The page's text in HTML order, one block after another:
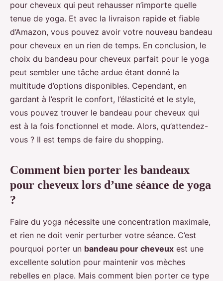
pour cheveux qui peut rehausser n’importe quelle
tenue de yoga. Et avec la livraison rapide et fiable
d’Amazon, vous pouvez avoir votre nouveau bandeau
pour cheveux en un rien de temps. En conclusion, le
choix du bandeau pour cheveux parfait pour le yoga
peut sembler une tâche ardue étant donné la
multitude d’options disponibles. Cependant, en
gardant à l’esprit le confort, l’élasticité et le style,
vous pouvez trouver le bandeau pour cheveux qui
est à la fois fonctionnel et mode. Alors, qu’attendez-
vous ? Il est temps de faire du shopping.
Comment bien porter les bandeaux
pour cheveux lors d’une séance de yoga
?
Faire du yoga nécessite une concentration maximale,
et rien ne doit venir perturber votre séance. C’est
pourquoi porter un bandeau pour cheveux est une
excellente solution pour maintenir vos mèches
rebelles en place. Mais comment bien porter ce type